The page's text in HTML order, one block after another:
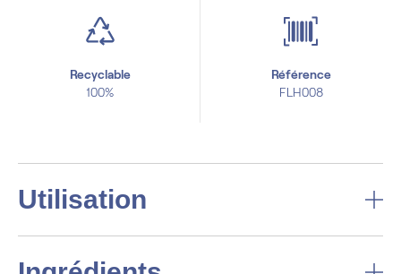
Recyclable
100%
Référence
FLH008
Utilisation